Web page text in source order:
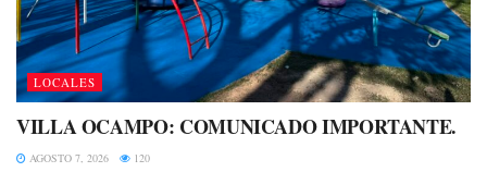
LOCALES
VILLA OCAMPO: COMUNICADO IMPORTANTE.
AGOSTO 7, 2026 120